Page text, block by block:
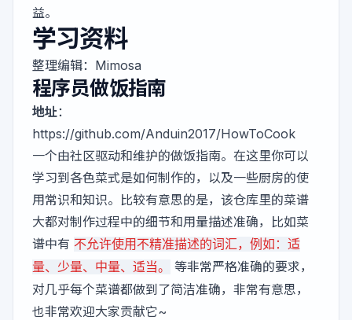
益。
学习资料
整理编辑： Mimosa
程序员做饭指南
地址：
https://github.com/Anduin2017/HowToCook
一个由社区驱动和维护的做饭指南。在这里你可以
学习到各色菜式是如何制作的，以及一些厨房的使
用常识和知识。比较有意思的是，该仓库里的菜谱
大都对制作过程中的细节和用量描述准确，比如菜
谱中有 不允许使用不精准描述的词汇，例如：适
量、少量、中量、适当。
等非常严格准确的要求，
对几乎每个菜谱都做到了简洁准确，非常有意思，
也非常欢迎大家贡献它~